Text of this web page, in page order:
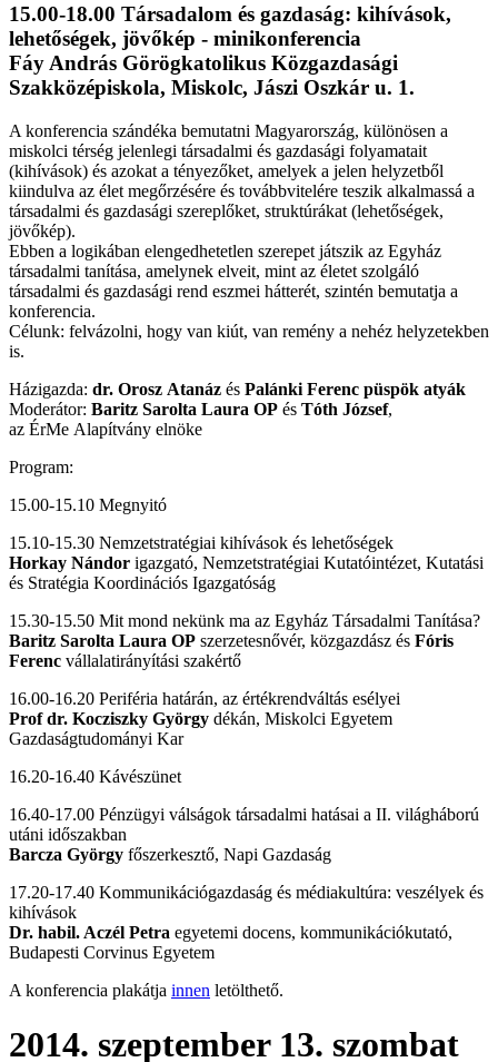
15.00-18.00 Társadalom és gazdaság: kihívások,
lehetőségek, jövőkép - minikonferencia
Fáy András Görögkatolikus Közgazdasági
Szakközépiskola, Miskolc, Jászi Oszkár u. 1.
A konferencia szándéka bemutatni Magyarország, különösen a
miskolci térség jelenlegi társadalmi és gazdasági folyamatait
(kihívások) és azokat a tényezőket, amelyek a jelen helyzetből
kiindulva az élet megőrzésére és továbbvitelére teszik alkalmassá a
társadalmi és gazdasági szereplőket, struktúrákat (lehetőségek,
jövőkép).
Ebben a logikában elengedhetetlen szerepet játszik az Egyház
társadalmi tanítása, amelynek elveit, mint az életet szolgáló
társadalmi és gazdasági rend eszmei hátterét, szintén bemutatja a
konferencia.
Célunk: felvázolni, hogy van kiút, van remény a nehéz helyzetekben
is.
Házigazda: dr. Orosz Atanáz és Palánki Ferenc püspök atyák
Moderátor: Baritz Sarolta Laura OP és Tóth József,
az ÉrMe Alapítvány elnöke
Program:
15.00-15.10 Megnyitó
15.10-15.30 Nemzetstratégiai kihívások és lehetőségek
Horkay Nándor igazgató, Nemzetstratégiai Kutatóintézet, Kutatási
és Stratégia Koordinációs Igazgatóság
15.30-15.50 Mit mond nekünk ma az Egyház Társadalmi Tanítása?
Baritz Sarolta Laura OP szerzetesnővér, közgazdász és Fóris
Ferenc vállalatirányítási szakértő
16.00-16.20 Periféria határán, az értékrendváltás esélyei
Prof dr. Kocziszky György dékán, Miskolci Egyetem
Gazdaságtudományi Kar
16.20-16.40 Kávészünet
16.40-17.00 Pénzügyi válságok társadalmi hatásai a II. világháború
utáni időszakban
Barcza György főszerkesztő, Napi Gazdaság
17.20-17.40 Kommunikációgazdaság és médiakultúra: veszélyek és
kihívások
Dr. habil. Aczél Petra egyetemi docens, kommunikációkutató,
Budapesti Corvinus Egyetem
A konferencia plakátja innen letölthető.
2014. szeptember 13. szombat